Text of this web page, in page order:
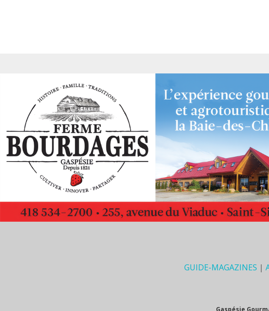
GUIDE-MAGAZINES |
Gaspésie